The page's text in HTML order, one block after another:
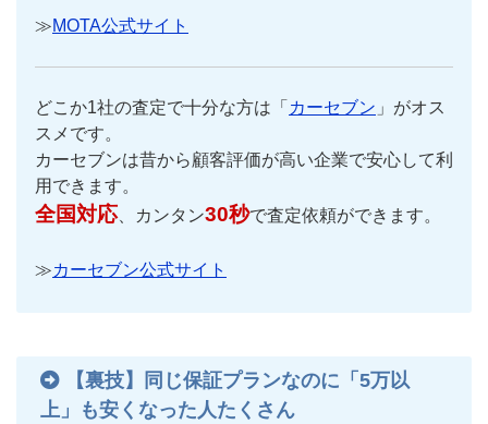
≫MOTA公式サイト
どこか1社の査定で十分な方は「 カーセブン 」がオス
スメです。
カーセブンは昔から顧客評価が高い企業で安心して利
用できます。
全国対応、カンタン30秒で査定依頼ができます。
≫カーセブン公式サイト
【裏技】同じ保証プランなのに「5万以
上」も安くなった人たくさん